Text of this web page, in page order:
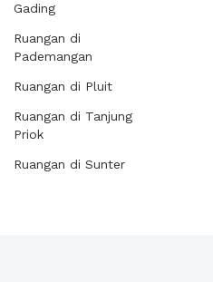
Gading
Ruangan di
Pademangan
Ruangan di Pluit
Ruangan di Tanjung
Priok
Ruangan di Sunter